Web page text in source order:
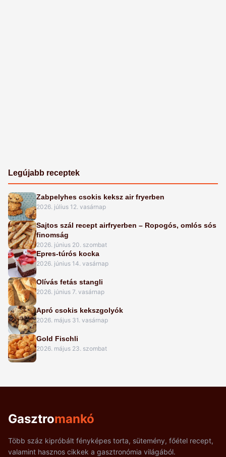
Legújabb receptek
Zabpelyhes csokis keksz air fryerben
2026. július 12. vasárnap
Sajtos szál recept airfryerben – Ropogós, omlós sós
finomság
2026. június 20. szombat
Epres-túrós kocka
2026. június 14. vasárnap
Olívás fetás stangli
2026. június 7. vasárnap
Apró csokis kekszgolyók
2026. május 31. vasárnap
Gold Fischli
2026. május 23. szombat
Gasztromankó
Több száz kipróbált fényképes torta, sütemény, főétel recept,
valamint hasznos cikkek a gasztronómia világából.